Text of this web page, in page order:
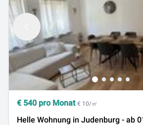
€ 540 pro Monat € 10/㎡
Helle Wohnung in Judenburg - ab